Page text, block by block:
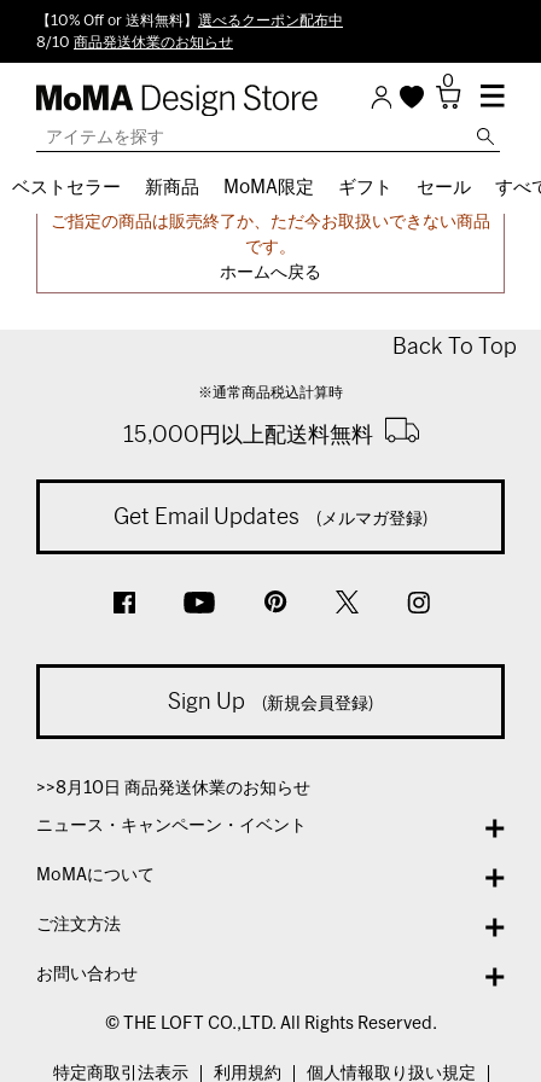
【10% Off or 送料無料】 選べるクーポン配布中
8/10 商品発送休業のお知らせ
0
ベストセラー 新商品 MoMA限定 ギフト セール すべ
申し訳ございません。
ご指定の商品は販売終了か、ただ今お取扱いできない商品
です。
ホームへ戻る
Back To Top
※通常商品税込計算時
15,000円以上配送料無料
Get Email Updates (メルマガ登録)
Sign Up (新規会員登録)
>>8月10日 商品発送休業のお知らせ
ニュース・キャンペーン・イベント
MoMAについて
ご注文方法
お問い合わせ
© THE LOFT CO.,LTD. All Rights Reserved.
特定商取引法表示 利用規約 個人情報取り扱い規定